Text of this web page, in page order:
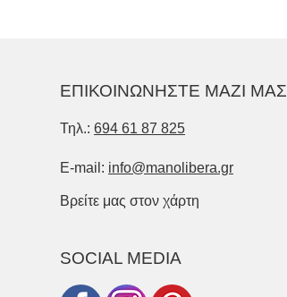
ΕΠΙΚΟΙΝΩΝΗΣΤΕ ΜΑΖΙ ΜΑΣ
Τηλ.: 694 61 87 825
E-mail: info@manolibera.gr
Βρείτε μας στον χάρτη
SOCIAL MEDIA